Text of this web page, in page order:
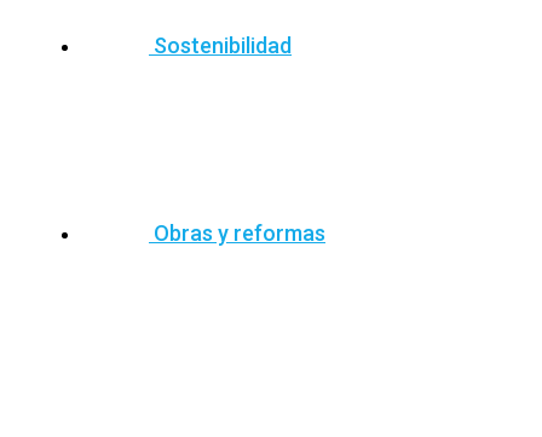
Sostenibilidad
Obras y reformas